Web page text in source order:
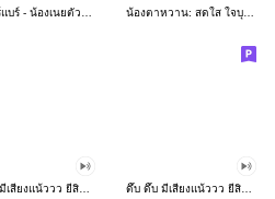
น้องตาหวาน: สดใส ใจบุญ (สีพาสเทล)
ดึ๊บ ดึ๊บ มีเสียงแน้ววว ยี่สิบเจ็ด ดึ๊บ ดึ๊บ มีเสียงแน้ววว ยี่สิบหก